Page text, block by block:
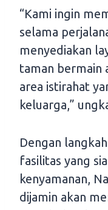
“Kami ingin
selama
menyediakan
taman bermain
area istirahat
keluarga,”
Dengan
fasilitas yang
kenyamanan,
dijamin akan